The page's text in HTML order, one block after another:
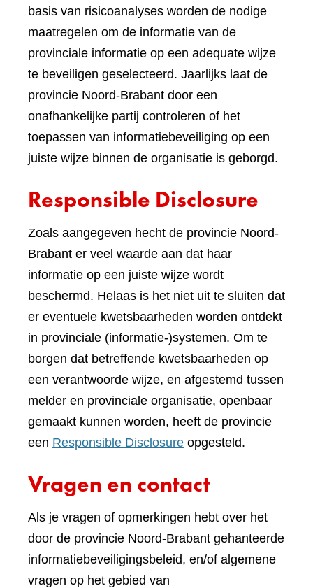
basis van risicoanalyses worden de nodige
maatregelen om de informatie van de
provinciale informatie op een adequate wijze
te beveiligen geselecteerd. Jaarlijks laat de
provincie Noord-Brabant door een
onafhankelijke partij controleren of het
toepassen van informatiebeveiliging op een
juiste wijze binnen de organisatie is geborgd.
Responsible Disclosure
Zoals aangegeven hecht de provincie Noord-
Brabant er veel waarde aan dat haar
informatie op een juiste wijze wordt
beschermd. Helaas is het niet uit te sluiten dat
er eventuele kwetsbaarheden worden ontdekt
in provinciale (informatie-)systemen. Om te
borgen dat betreffende kwetsbaarheden op
een verantwoorde wijze, en afgestemd tussen
melder en provinciale organisatie, openbaar
gemaakt kunnen worden, heeft de provincie
een Responsible Disclosure opgesteld.
Vragen en contact
Als je vragen of opmerkingen hebt over het
door de provincie Noord-Brabant gehanteerde
informatiebeveiligingsbeleid, en/of algemene
vragen op het gebied van